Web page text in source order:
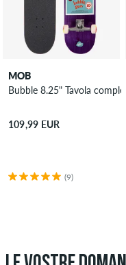
MOB
Bubble 8.25" Tavola
109,99 EUR
(9)